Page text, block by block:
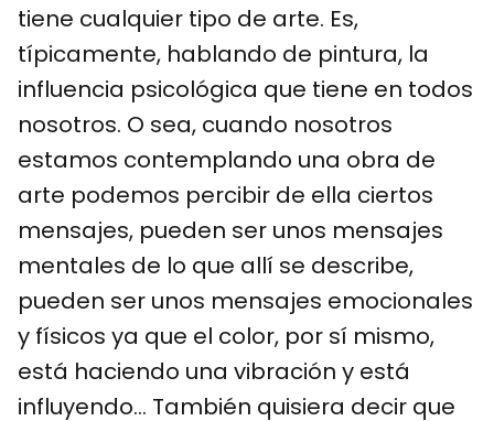
tiene cualquier tipo de arte. Es,
típicamente, hablando de pintura, la
influencia psicológica que tiene en todos
nosotros. O sea, cuando nosotros
estamos contemplando una obra de
arte podemos percibir de ella ciertos
mensajes, pueden ser unos mensajes
mentales de lo que allí se describe,
pueden ser unos mensajes emocionales
y físicos ya que el color, por sí mismo,
está haciendo una vibración y está
influyendo… También quisiera decir que